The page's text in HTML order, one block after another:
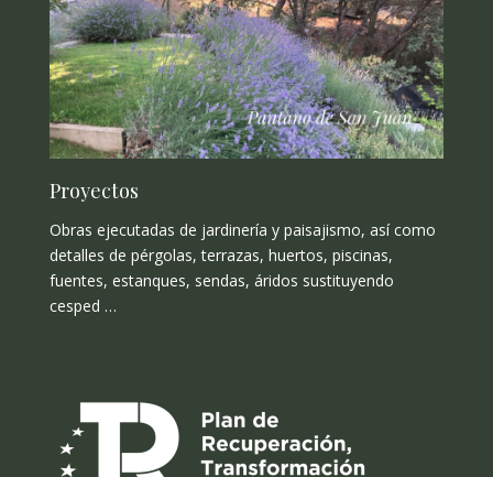
Proyectos
Obras ejecutadas de jardinería y paisajismo, así como
detalles de pérgolas, terrazas, huertos, piscinas,
fuentes, estanques, sendas, áridos sustituyendo
cesped …